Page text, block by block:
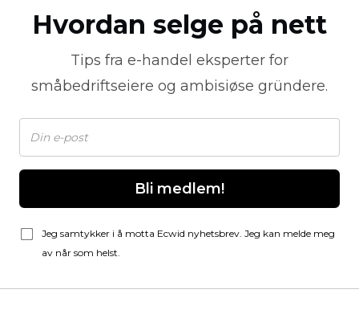
Hvordan selge på nett
Tips fra e-handel eksperter for
småbedriftseiere og ambisiøse gründere.
Bli medlem!
Jeg samtykker i å motta Ecwid nyhetsbrev. Jeg kan melde meg
av når som helst.